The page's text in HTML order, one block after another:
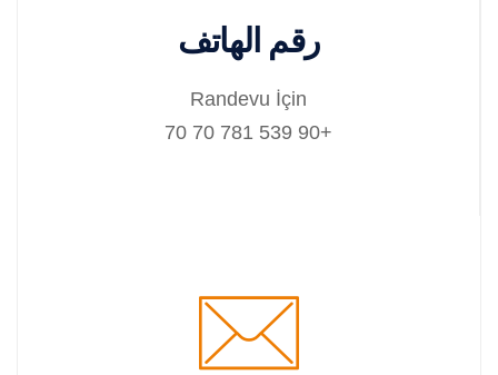
رقم الهاتف
Randevu İçin
+90 539 781 70 70